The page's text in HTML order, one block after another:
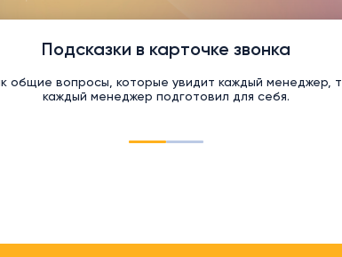
Подсказки в карточке звонка
общие вопросы, которые увидит каждый менеджер,
каждый менеджер подготовил для себя.